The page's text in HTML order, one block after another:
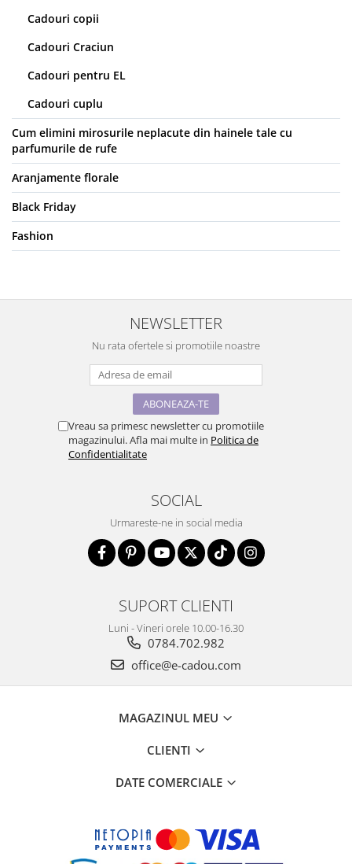
Incaltaminte
Seturi elegante femei
Pijamale de copii
Pijamale BIG SIZE femei
Cadouri ocazii speciale
Tricouri de craciun
Tricouri de cuplu Valentine's Day
Valentine's Day
Cadouri pentru Bunici
Cadouri pentru Nasi si Fini
Cadouri Craciun
Cadouri Traditionale Romanesti
Cadouri pentru CUPLU El & Ea
Cadouri Iubitori de animale
Cadouri GRAVIDE
Cadouri pentru sportivi
Cadouri Colegi, sefi sau angajati
Cadouri pentru Doctori
Cadouri pentru Sfânta Maria
Cadouri copii
Cadouri Craciun
Cadouri pentru EL
Cadouri cuplu
Cum elimini mirosurile neplacute din hainele tale cu
parfumurile de rufe
Aranjamente florale
Black Friday
Fashion
NEWSLETTER
Nu rata ofertele si promotiile noastre
Vreau sa primesc newsletter cu promotiile
magazinului. Afla mai multe in Politica de
Confidentialitate
SOCIAL
Urmareste-ne in social media
SUPORT CLIENTI
Luni - Vineri orele 10.00-16.30
0784.702.982
office@e-cadou.com
MAGAZINUL MEU
CLIENTI
DATE COMERCIALE